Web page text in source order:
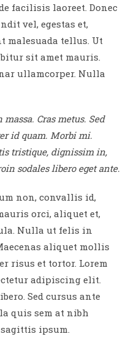
facilisis laoreet. Donec
vel, egestas et,
malesuada tellus. Ut
sit amet mauris.
ullamcorper. Nulla
Cras metus. Sed
id quam. Morbi mi.
tristique, dignissim in,
sodales libero eget ante.
non, convallis id,
orci, aliquet et,
Nulla ut felis in
aliquet mollis
risus et tortor. Lorem
adipiscing elit.
Sed cursus ante
quis sem at nibh
ipsum.